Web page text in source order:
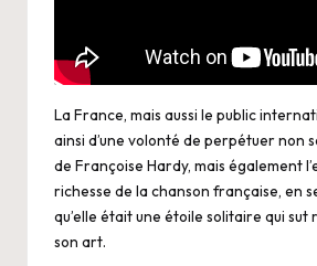
La France, mais aussi le public
ainsi d’une volonté de perpétuer non
de Françoise Hardy, mais également
richesse de la chanson française, en
qu’elle était une étoile solitaire qui sut
son art.